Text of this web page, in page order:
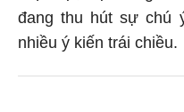
đang thu hút sự chú
nhiều ý kiến trái chiều.